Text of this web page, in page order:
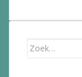
Zoek